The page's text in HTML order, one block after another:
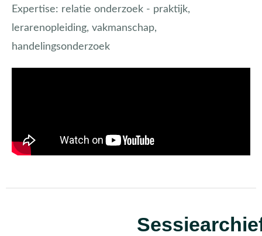
Expertise: relatie onderzoek - praktijk,
lerarenopleiding, vakmanschap,
handelingsonderzoek